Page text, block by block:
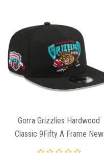
Gorra Grizzlies Hardwood
Classic 9Fifty A Frame New
Era